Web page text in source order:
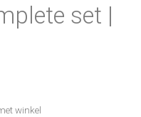
set |
winkel